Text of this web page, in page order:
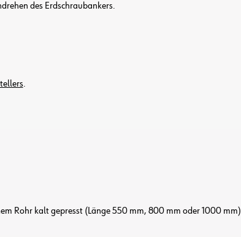
des Erdschraubankers.
.
Rohr kalt gepresst (Länge 550 mm, 800 mm oder 1000 mm)